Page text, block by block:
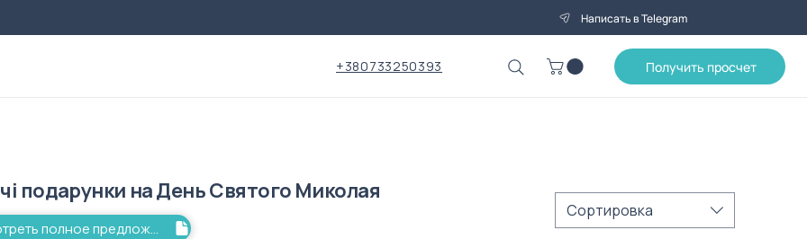
Написать в Telegram
+380733250393 Получить просчет
Сортировка
Просмотреть полное предложение
подарунки на День Святого Миколая